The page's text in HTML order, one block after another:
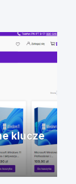
klucze